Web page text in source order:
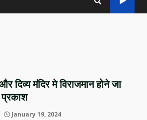
दिव्य मंदिर मे विराजमान होने जा
प्रकाश
January 19, 2024